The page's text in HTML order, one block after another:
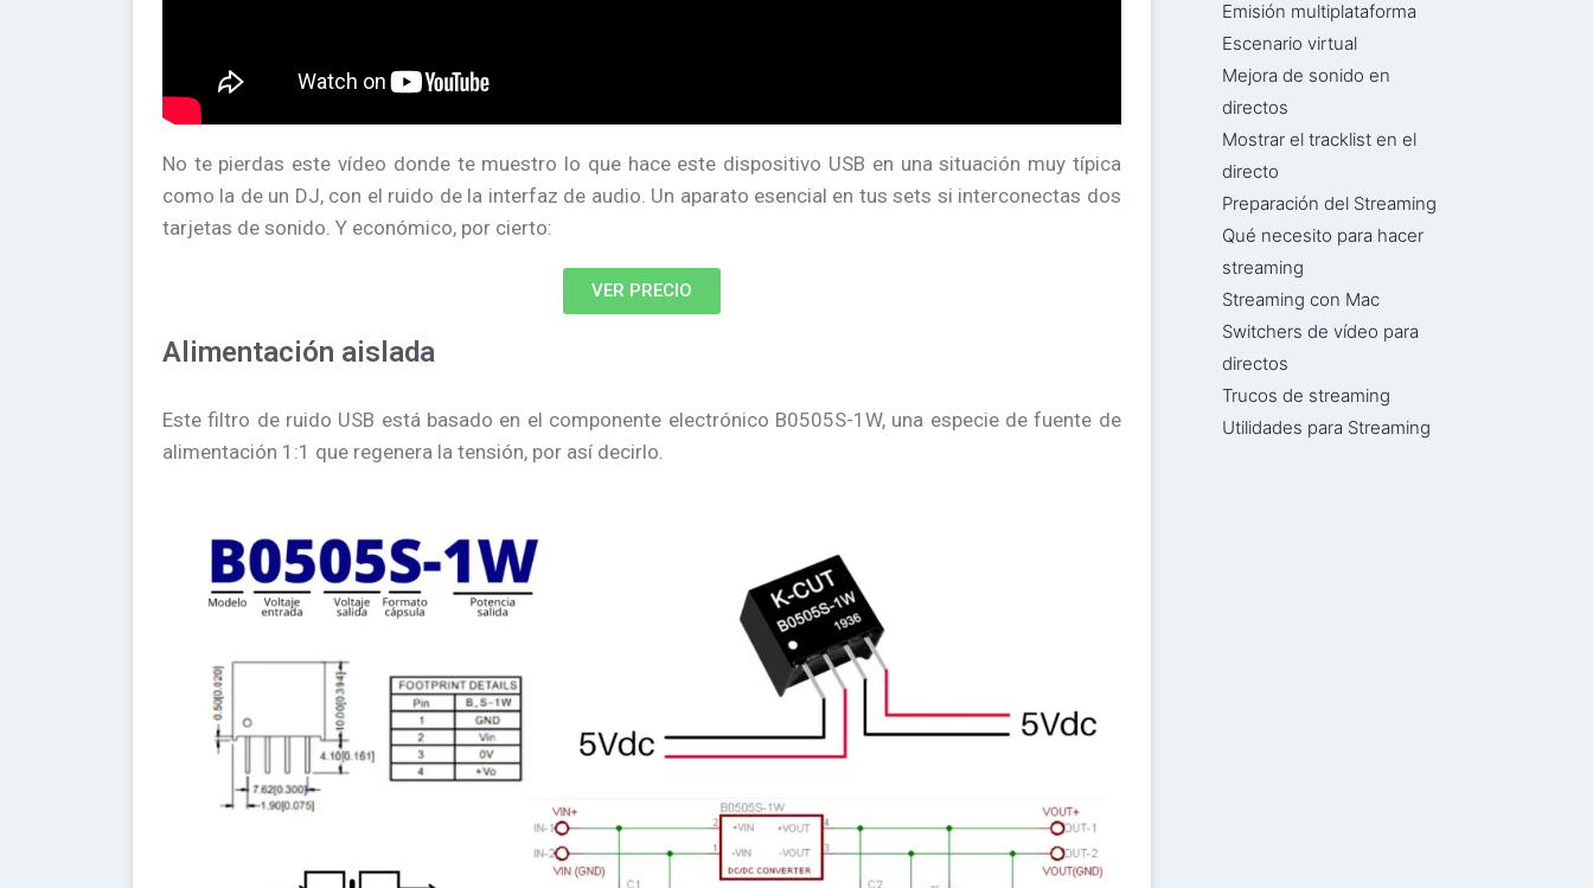
No te pierdas este vídeo donde te muestro lo que hace este dispositivo USB en una situación muy típica
como la de un DJ, con el ruido de la interfaz de audio. Un aparato esencial en tus sets si interconectas dos
tarjetas de sonido. Y económico, por cierto:
VER PRECIO
Alimentación aislada
Este filtro de ruido USB está basado en el componente electrónico B0505S-1W, una especie de fuente de
alimentación 1:1 que regenera la tensión, por así decirlo.
Emisión multiplataforma
Escenario virtual
Mejora de sonido en
directos
Mostrar el tracklist en el
directo
Preparación del Streaming
Qué necesito para hacer
streaming
Streaming con Mac
Switchers de vídeo para
directos
Trucos de streaming
Utilidades para Streaming